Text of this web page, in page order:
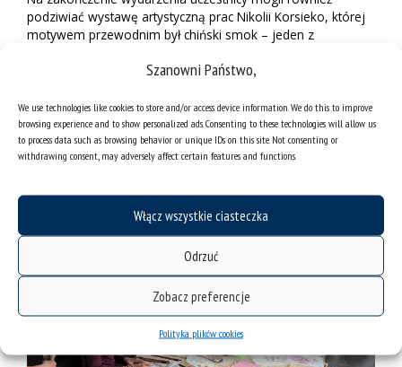
Szanowni Państwo,
We use technologies like cookies to store and/or access device information. We do this to improve
browsing experience and to show personalized ads. Consenting to these technologies will allow us
to process data such as browsing behavior or unique IDs on this site. Not consenting or
withdrawing consent, may adversely affect certain features and functions.
Włącz wszystkie ciasteczka
Odrzuć
Zobacz preferencje
Polityka plików cookies
podziwiać wystawę artystyczną prac Nikolii Korsieko, której
motywem przewodnim był chiński smok – jeden z
kreatywny i estetyczny sposób ukazywały różnorodne
symbolikę, dynamikę oraz znaczenie w tradycji Państwa
Środka. Wystawa stanowiła piękne zwieńczenie całego
przedsięwzięcia i cieszyła się dużym zainteresowaniem
uczestników wydarzenia.